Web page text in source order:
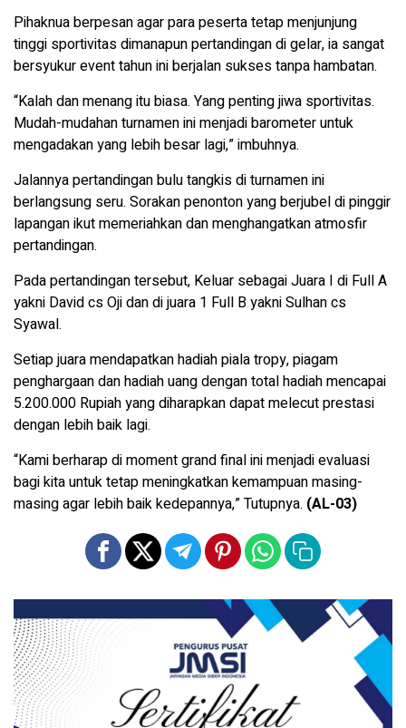
Pihaknua berpesan agar para peserta tetap menjunjung
tinggi sportivitas dimanapun pertandingan di gelar, ia sangat
bersyukur event tahun ini berjalan sukses tanpa hambatan.
“Kalah dan menang itu biasa. Yang penting jiwa sportivitas.
Mudah-mudahan turnamen ini menjadi barometer untuk
mengadakan yang lebih besar lagi,” imbuhnya.
Jalannya pertandingan bulu tangkis di turnamen ini
berlangsung seru. Sorakan penonton yang berjubel di pinggir
lapangan ikut memeriahkan dan menghangatkan atmosfir
pertandingan.
Pada pertandingan tersebut, Keluar sebagai Juara I di Full A
yakni David cs Oji dan di juara 1 Full B yakni Sulhan cs
Syawal.
Setiap juara mendapatkan hadiah piala tropy, piagam
penghargaan dan hadiah uang dengan total hadiah mencapai
5.200.000 Rupiah yang diharapkan dapat melecut prestasi
dengan lebih baik lagi.
“Kami berharap di moment grand final ini menjadi evaluasi
bagi kita untuk tetap meningkatkan kemampuan masing-
masing agar lebih baik kedepannya,” Tutupnya. (AL-03)